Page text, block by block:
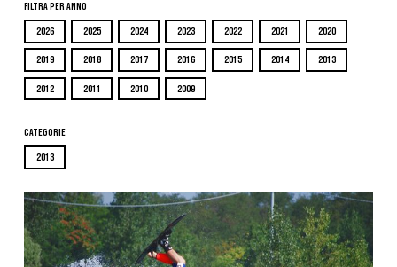
Filtra per Anno
2026 2025 2024 2023 2022 2021 2020
2019 2018 2017 2016 2015 2014 2013
2012 2011 2010 2009
Categorie
2013